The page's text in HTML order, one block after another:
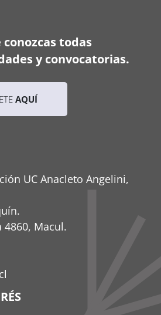
todas
y convocatorias.
AQUÍ
UC Anacleto Angelini,
4860, Macul.